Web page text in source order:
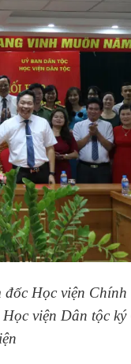
Học viện
viện Dân tộc ký